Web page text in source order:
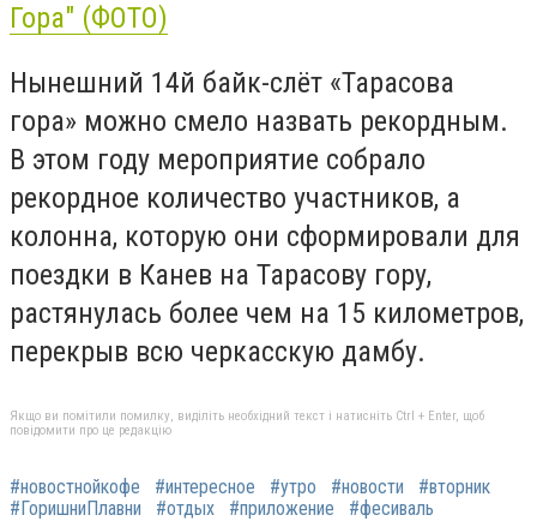
Гора" (ФОТО)
Нынешний 14й байк-слёт «Тарасова
гора» можно смело назвать рекордным.
В этом году мероприятие собрало
рекордное количество участников, а
колонна, которую они сформировали для
поездки в Канев на Тарасову гору,
растянулась более чем на 15 километров,
перекрыв всю черкасскую дамбу.
Якщо ви помітили помилку, виділіть необхідний текст і натисніть Ctrl + Enter, щоб
повідомити про це редакцію
#новостнойкофе #интересное #утро #новости
#вторник
#ГоришниПлавни
#отдых #приложение #фесиваль